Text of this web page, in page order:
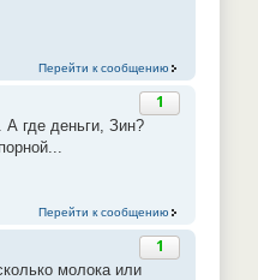
Перейти к сообщению
1
А где деньги, Зин?
Перейти к сообщению
1
молока или